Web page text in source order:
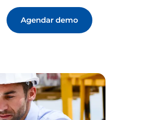
Agendar demo